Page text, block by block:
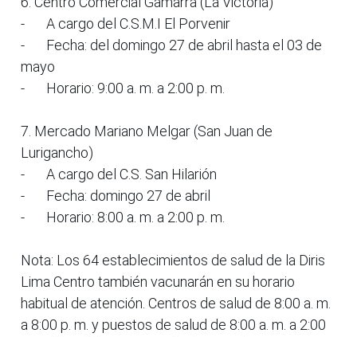
-
A cargo del C.S.M.I El Porvenir
-
Fecha: del domingo 27 de abril hasta el 03 de
mayo
-
Horario: 9:00 a. m. a 2:00 p. m.
7. Mercado Mariano Melgar (San Juan de
Lurigancho)
-
A cargo del C.S. San Hilarión
-
Fecha: domingo 27 de abril
-
Horario: 8:00 a. m. a 2:00 p. m.
Nota: Los 64 establecimientos de salud de la Diris
Lima Centro también vacunarán en su horario
habitual de atención. Centros de salud de 8:00 a. m.
a 8:00 p. m. y puestos de salud de 8:00 a. m. a 2:00